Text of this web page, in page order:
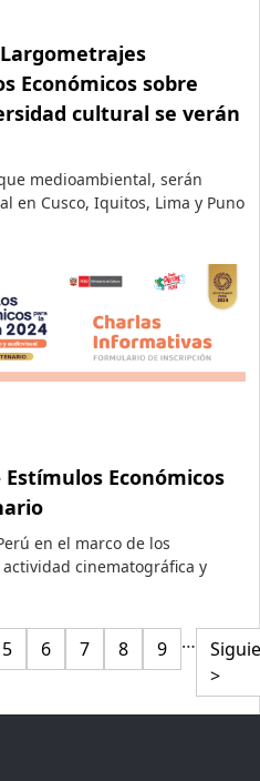
Económicos sobre
cultural se verán
medioambiental, serán
en Cusco, Iquitos, Lima y Puno
Económicos
en el marco de los
cinematográfica y
Paginación
Página
5 Página
6 Página
7 Página
8 Página
9 …
>